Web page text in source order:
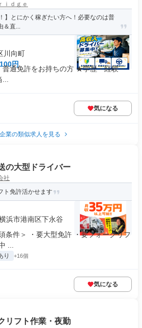
ｄｇｅ
】とにかく稼ぎたい方へ！必要なのは普
＆直...
川向町
円
普通免許をお持ちの方 ★学歴・経験・
気になる
業の類似求人を見る
の大型ドライバー
社
ト免許活かせます
浜市港南区下永谷
条件＞ ・要大型免許 ・要フォークリフ
...
り +16個
気になる
リフト作業・夜勤